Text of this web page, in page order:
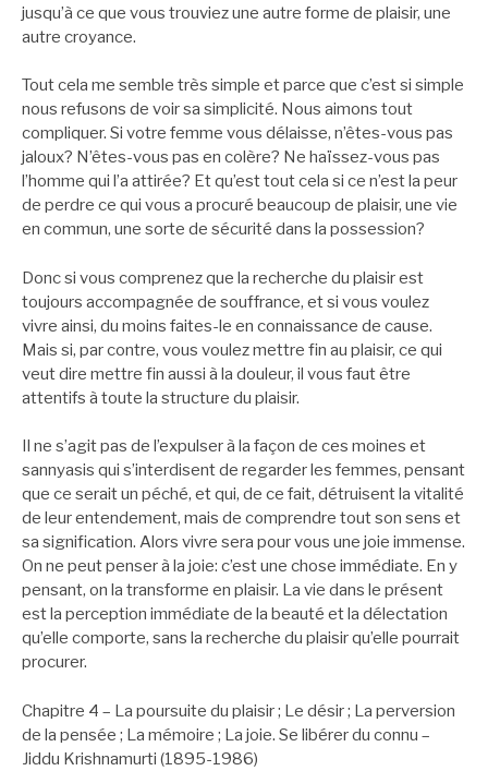
jusqu’à ce que vous trouviez une autre forme de plaisir, une
autre croyance.
Tout cela me semble très simple et parce que c’est si simple
nous refusons de voir sa simplicité. Nous aimons tout
compliquer. Si votre femme vous délaisse, n’êtes-vous pas
jaloux? N’êtes-vous pas en colère? Ne haïssez-vous pas
l’homme qui l’a attirée? Et qu’est tout cela si ce n’est la peur
de perdre ce qui vous a procuré beaucoup de plaisir, une vie
en commun, une sorte de sécurité dans la possession?
Donc si vous comprenez que la recherche du plaisir est
toujours accompagnée de souffrance, et si vous voulez
vivre ainsi, du moins faites-le en connaissance de cause.
Mais si, par contre, vous voulez mettre fin au plaisir, ce qui
veut dire mettre fin aussi à la douleur, il vous faut être
attentifs à toute la structure du plaisir.
Il ne s’agit pas de l’expulser à la façon de ces moines et
sannyasis qui s’interdisent de regarder les femmes, pensant
que ce serait un péché, et qui, de ce fait, détruisent la vitalité
de leur entendement, mais de comprendre tout son sens et
sa signification. Alors vivre sera pour vous une joie immense.
On ne peut penser à la joie: c’est une chose immédiate. En y
pensant, on la transforme en plaisir. La vie dans le présent
est la perception immédiate de la beauté et la délectation
qu’elle comporte, sans la recherche du plaisir qu’elle pourrait
procurer.
Chapitre 4 – La poursuite du plaisir ; Le désir ; La perversion
de la pensée ; La mémoire ; La joie. Se libérer du connu –
Jiddu Krishnamurti (1895-1986)